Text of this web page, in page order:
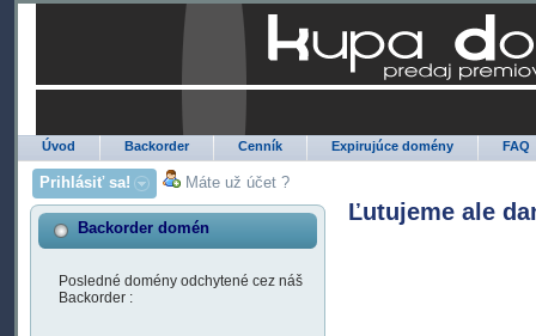
Úvod Backorder Cenník Expirujúce domény FAQ
Prihlásiť sa! Máte už účet ?
Backorder domén
Posledné domény odchytené cez náš
Backorder :
Ľutujeme ale